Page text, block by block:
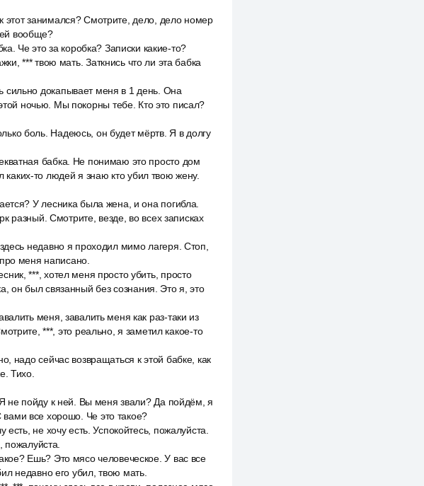
этот занимался? Смотрите, дело, дело номер
вообще?
Че это за коробка? Записки какие-то?
*** твою мать. Заткнись что ли эта бабка
сильно докапывает меня в 1 день. Она
ночью. Мы покорны тебе. Кто это писал?
боль. Надеюсь, он будет мёртв. Я в долгу
бабка. Не понимаю это просто дом
каких-то людей я знаю кто убил твою жену.
У лесника была жена, и она погибла.
разный. Смотрите, везде, во всех записках
недавно я проходил мимо лагеря. Стоп,
меня написано.
***, хотел меня просто убить, просто
он был связанный без сознания. Это я, это
меня, завалить меня как раз-таки из
***, это реально, я заметил какое-то
надо сейчас возвращаться к этой бабке, как
Тихо.
не пойду к ней. Вы меня звали? Да пойдём, я
все хорошо. Че это такое?
не хочу есть. Успокойтесь, пожалуйста.
Ешь? Это мясо человеческое. У вас все
недавно его убил, твою мать.